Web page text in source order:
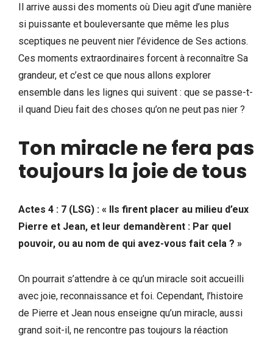
Il arrive aussi des moments où Dieu agit d’une manière
si puissante et bouleversante que même les plus
sceptiques ne peuvent nier l’évidence de Ses actions.
Ces moments extraordinaires forcent à reconnaître Sa
grandeur, et c’est ce que nous allons explorer
ensemble dans les lignes qui suivent : que se passe-t-
il quand Dieu fait des choses qu’on ne peut pas nier ?
Ton miracle ne fera pas
toujours la joie de tous
Actes 4 : 7 (LSG) : « Ils firent placer au milieu d’eux
Pierre et Jean, et leur demandèrent : Par quel
pouvoir, ou au nom de qui avez-vous fait cela ? »
On pourrait s’attendre à ce qu’un miracle soit accueilli
avec joie, reconnaissance et foi. Cependant, l’histoire
de Pierre et Jean nous enseigne qu’un miracle, aussi
grand soit-il, ne rencontre pas toujours la réaction